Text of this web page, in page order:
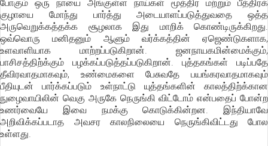
போகும் ஒரு நாயை அங்குள்ள நாய்கள் மூத்திர மற்றும் பீத்திரக்
குழாயை மோந்து பார்த்து அடையாளப்படுத்துவதை ஒத்த
அருவெறுக்கத்தக்க சூழலாக இது மாறிக் கொண்டிருக்கிறது.
ஒவ்வொரு மனிதனும் ஆளும் வர்க்கத்தின் ஏஜெண்டுகளாக,
உளவாளியாக மாற்றப்படுகிறான். ஜனநாயகமின்மைக்கும்,
பாசிசத்திற்க்கும் பழக்கப்படுத்தப்படுகிறான். புத்தகங்கள் படிப்பதே
தீவிரவாதமாகவும், உண்மைகளை பேசுவதே பயங்கரவாதமாகவும்
பீதியுடன் பார்க்கப்படும் உள்நாட்டு யுத்தங்களின் காலத்திற்க்கான
நுழைவாயிலின் வெகு அருகே நெருங்கி விட்டோம் என்பதைப் போன்ற
உணர்வையே இவை நமக்கு கொடுக்கின்றன. இந்தியாவே
அறிவிக்கப்படாத அவசர காலநிலையை நெருங்கிவிட்டது போல
உள்ளது.